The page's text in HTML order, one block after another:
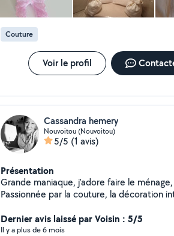
Couture
Voir le profil
Cassandra hemery
Nouvoitou (Nouvoitou)
5/5 (1 avis)
Présentation
Grande maniaque, j'adore faire le
Passionnée par la couture, la décoration
Dernier avis laissé par Voisin : 5/5
Il y a plus de 6 mois